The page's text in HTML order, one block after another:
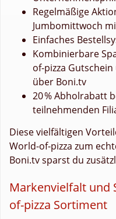
Regelmäßige
Jumbomittwoch
Einfaches
Kombinierbare
of-pizza
über Boni.tv
20 % Abholrabatt
teilnehmenden
Diese vielfältigen
World-of-pizza zum
Boni.tv sparst du
Markenvielfalt und
of-pizza Sortiment